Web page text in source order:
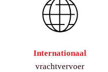
Internationaal
vrachtvervoer